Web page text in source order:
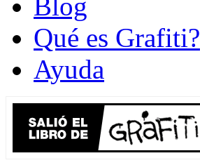
Blog
Qué es Grafiti?
Ayuda